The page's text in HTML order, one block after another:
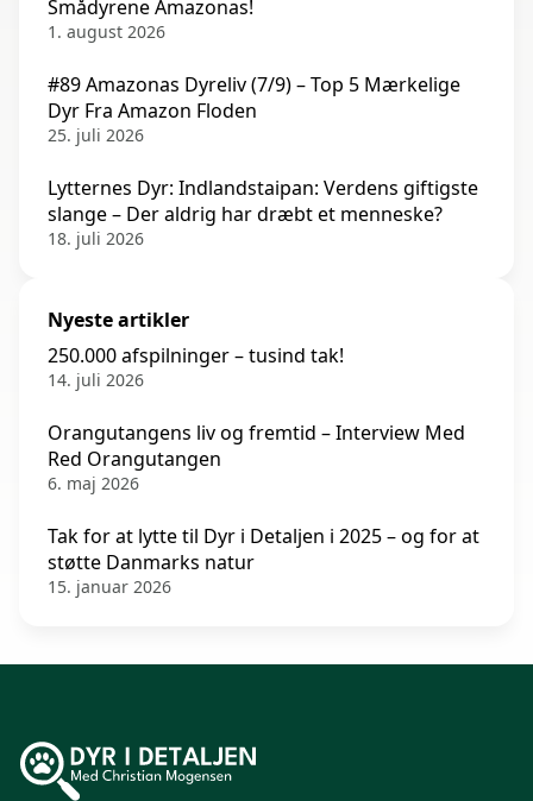
Smådyrene Amazonas!
1. august 2026
#89 Amazonas Dyreliv (7/9) – Top 5 Mærkelige
Dyr Fra Amazon Floden
25. juli 2026
Lytternes Dyr: Indlandstaipan: Verdens giftigste
slange – Der aldrig har dræbt et menneske?
18. juli 2026
Nyeste artikler
250.000 afspilninger – tusind tak!
14. juli 2026
Orangutangens liv og fremtid – Interview Med
Red Orangutangen
6. maj 2026
Tak for at lytte til Dyr i Detaljen i 2025 – og for at
støtte Danmarks natur
15. januar 2026